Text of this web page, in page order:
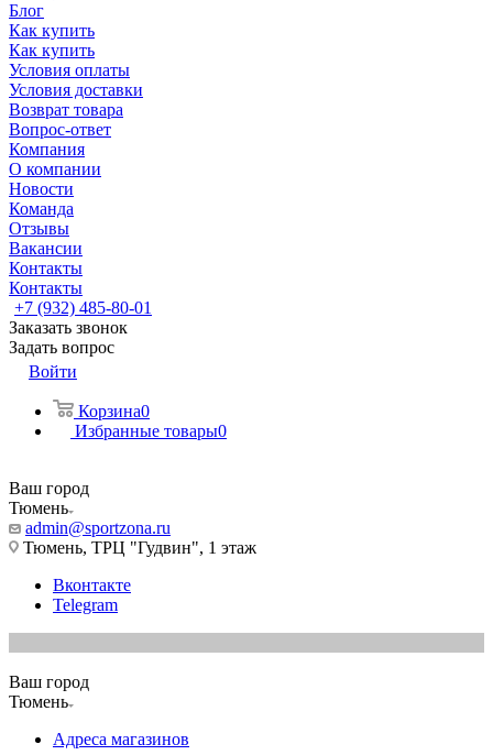
Блог
Как купить
Как купить
Условия оплаты
Условия доставки
Возврат товара
Вопрос-ответ
Компания
О компании
Новости
Команда
Отзывы
Вакансии
Контакты
Контакты
+7 (932) 485-80-01
Заказать звонок
Задать вопрос
Войти
Корзина0
Избранные товары0
Ваш город
Тюмень
admin@sportzona.ru
Тюмень, ТРЦ "Гудвин", 1 этаж
Вконтакте
Telegram
Ваш город
Тюмень
Адреса магазинов